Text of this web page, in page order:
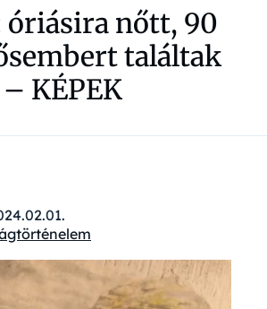
óriásira nőtt, 90
találtak
KÉPEK